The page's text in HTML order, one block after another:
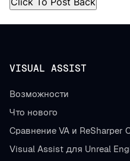
VISUAL ASSIST
Возможности
Что нового
Сравнение VA и ReSharper
Visual Assist для Unreal